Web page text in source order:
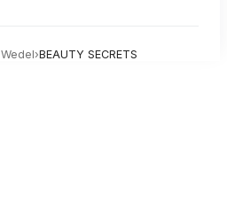
Wedel›BEAUTY SECRETS